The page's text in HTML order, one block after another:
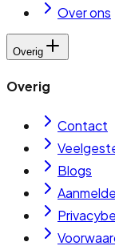
Over ons
Overig
Overig
Contact
Blogs